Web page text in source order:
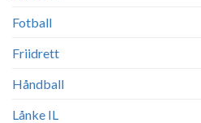
Fotball
Friidrett
Håndball
Lånke IL